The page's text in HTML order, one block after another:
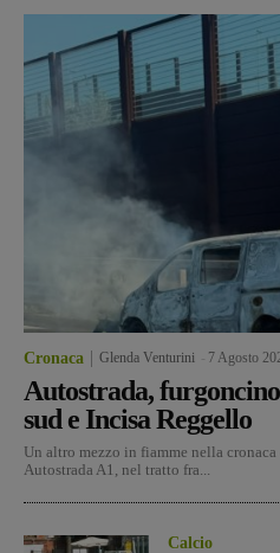
Cronaca Glenda Venturini 7 Agosto
Autostrada,
sud e Incisa Reggello
Un altro mezzo in fiamme nella
Autostrada A1, nel tratto fra...
Calcio